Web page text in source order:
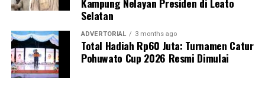
pelaku telah digelandang ke Mapolres Pohuwato guna
menjalani pemeriksaan intensif. Penyidik Satreskrim
masih melengkapi administrasi penyidikan (mindik) dan
menginterogasi sejumlah saksi untuk membongkar
jaringan penambangan ilegal tersebut secara
menyeluruh.
Selatan
ADVERTORIAL 3 months ago
Total Hadiah Rp60 Juta: Turnamen Catur
Pohuwato Cup 2026 Resmi Dimulai